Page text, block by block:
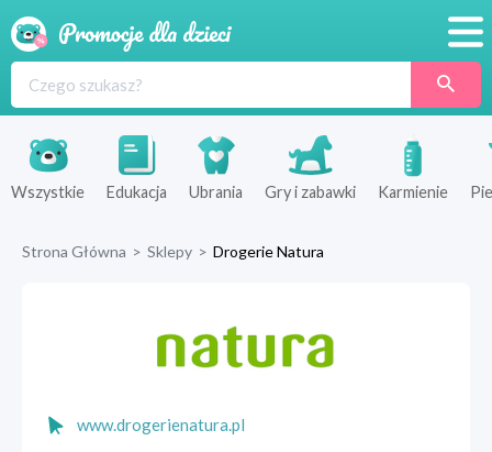
Produkty
Sklepy
Wszystkie Edukacja Ubrania Gry i zabawki Karmienie
Strona Główna > Sklepy > Drogerie Natura
www.drogerienatura.pl